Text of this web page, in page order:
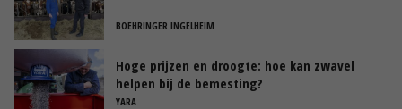
BOEHRINGER INGELHEIM
Hoge prijzen en droogte: hoe kan zwavel
helpen bij de bemesting?
YARA